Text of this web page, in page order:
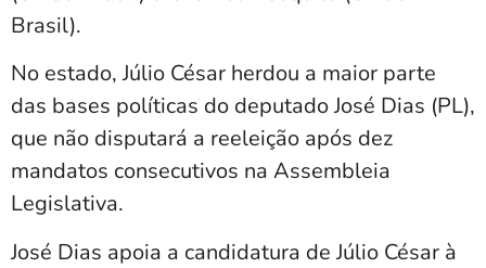
Brasil).
No estado, Júlio César herdou a maior parte
das bases políticas do deputado José Dias (PL),
que não disputará a reeleição após dez
mandatos consecutivos na Assembleia
Legislativa.
José Dias apoia a candidatura de Júlio César à